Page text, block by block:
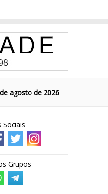
agosto de 2026
Sociais
Grupos